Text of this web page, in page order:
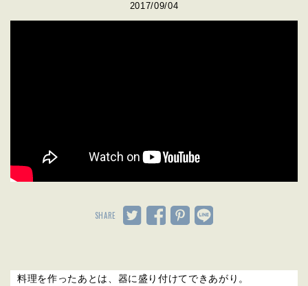
2017/09/04
SHARE
料理を作ったあとは、器に盛り付けてできあがり。